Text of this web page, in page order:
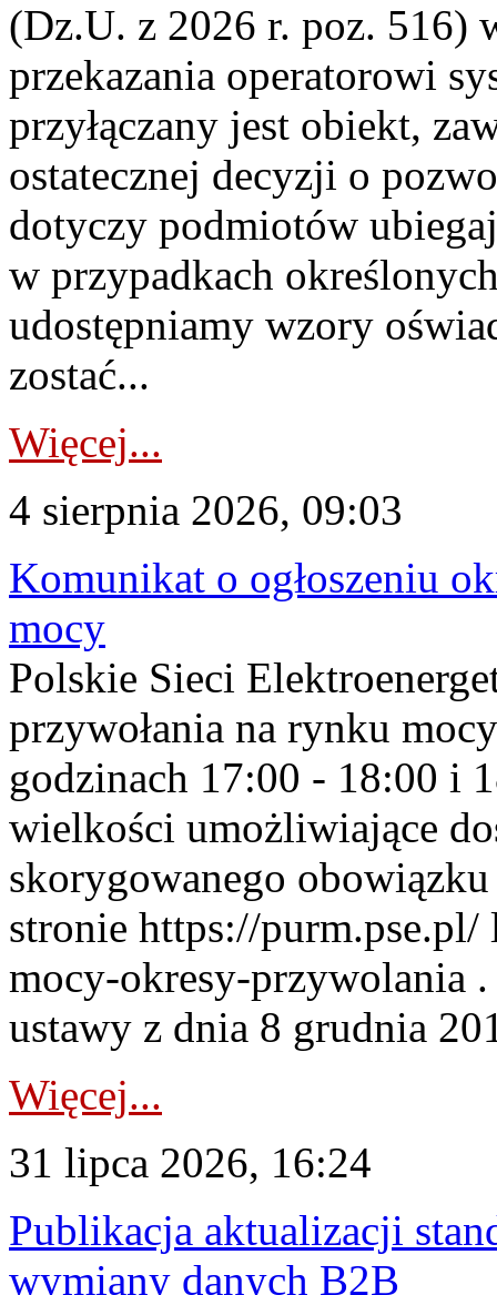
(Dz.U. z 2026 r. poz. 516)
przekazania operatorowi
przyłączany jest obiekt,
ostatecznej decyzji o
dotyczy podmiotów
w przypadkach
udostępniamy wzory
zostać...
Więcej...
4 sierpnia 2026, 09:03
Komunikat o ogłoszeniu
mocy
Polskie Sieci
przywołania na rynku
godzinach 17:00 - 18:00 i
wielkości umożliwiające
skorygowanego
stronie https://
mocy-okresy-przywolania
ustawy z dnia 8 grudnia
Więcej...
31 lipca 2026, 16:24
Publikacja aktualizacji
wymiany danych B2B